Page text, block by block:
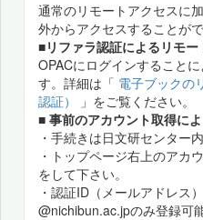
通常のリモートアクセスに
外からアクセスすることがで
■リファラ認証によるリモー
OPACにログインすること
す。詳細は「 電子ブックの
認証）
」をご覧ください。
■ 事前のアカウント取得に
・手続きは日文研センター
・トップページ右上のアカ
をして下さい。
・認証ID（メールアドレス
@nichibun.ac.jpのみ登録可